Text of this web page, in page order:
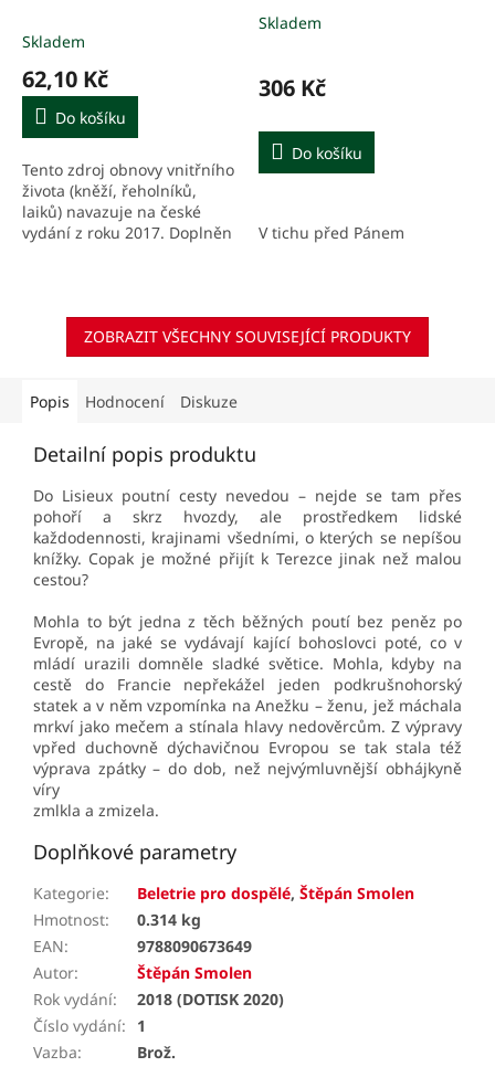
Skladem
62,10 Kč
Do košíku
Tento zdroj obnovy vnitřního
života (kněží, řeholníků,
laiků) navazuje na české
vydání z roku 2017. Doplněn
Průměrné
je
z
hvězdiček.
Skladem
306 Kč
Do košíku
V tichu před Pánem
ZOBRAZIT VŠECHNY SOUVISEJÍCÍ PRODUKTY
Popis Hodnocení Diskuze
Detailní popis produktu
Do Lisieux poutní cesty nevedou – nejde se tam přes
pohoří a skrz hvozdy, ale prostředkem lidské
každodennosti, krajinami všedními, o kterých se nepíšou
knížky. Copak je možné přijít k Terezce jinak než malou
cestou?
Mohla to být jedna z těch běžných poutí bez peněz po
Evropě, na jaké se vydávají kající bohoslovci poté, co v
mládí urazili domněle sladké světice. Mohla, kdyby na
cestě do Francie nepřekážel jeden podkrušnohorský
statek a v něm vzpomínka na Anežku – ženu, jež máchala
mrkví jako mečem a stínala hlavy nedověrcům. Z výpravy
vpřed duchovně dýchavičnou Evropou se tak stala též
výprava zpátky – do dob, než nejvýmluvnější obhájkyně
víry
zmlkla a zmizela.
Doplňkové parametry
Kategorie: Beletrie pro dospělé, Štěpán Smolen
Hmotnost:
0.314 kg
EAN:
9788090673649
Autor:
Štěpán Smolen
Rok vydání:
2018 (DOTISK 2020)
Číslo vydání:
1
Vazba:
Brož.